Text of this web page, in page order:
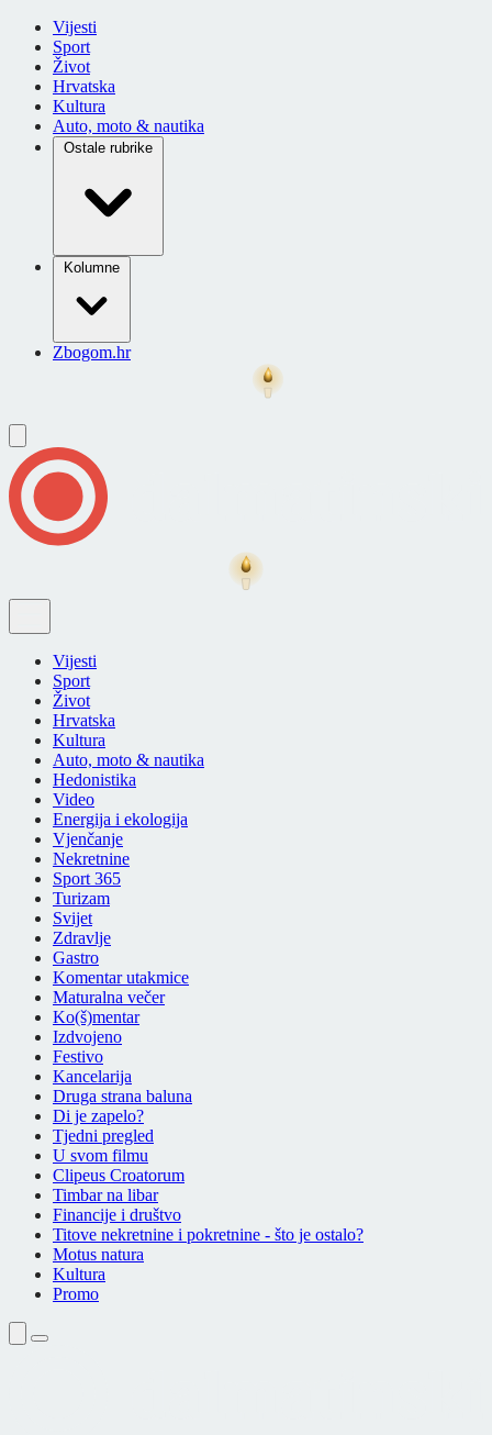
Vijesti
Sport
Život
Hrvatska
Kultura
Auto, moto & nautika
Ostale rubrike
Kolumne
Zbogom.hr
Vijesti
Sport
Život
Hrvatska
Kultura
Auto, moto & nautika
Hedonistika
Video
Energija i ekologija
Vjenčanje
Nekretnine
Sport 365
Turizam
Svijet
Zdravlje
Gastro
Komentar utakmice
Maturalna večer
Ko(š)mentar
Izdvojeno
Festivo
Kancelarija
Druga strana baluna
Di je zapelo?
Tjedni pregled
U svom filmu
Clipeus Croatorum
Timbar na libar
Financije i društvo
Titove nekretnine i pokretnine - što je ostalo?
Motus natura
Kultura
Promo